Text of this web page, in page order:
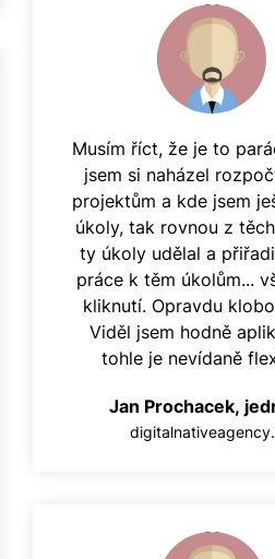
Musím říct, že je to
jsem si naházel
projektům a kde jsem
úkoly, tak rovnou z
ty úkoly udělal a
práce k těm úkolům...
kliknutí. Opravdu
Viděl jsem hodně
tohle je nevídaně
Jan Prochacek,